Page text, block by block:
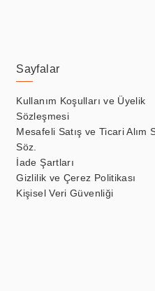
Sayfalar
Kullanım Koşulları ve Üyelik
Sözleşmesi
Mesafeli Satış ve Ticari Alım
Söz.
İade Şartları
Gizlilik ve Çerez Politikası
Kişisel Veri Güvenliği